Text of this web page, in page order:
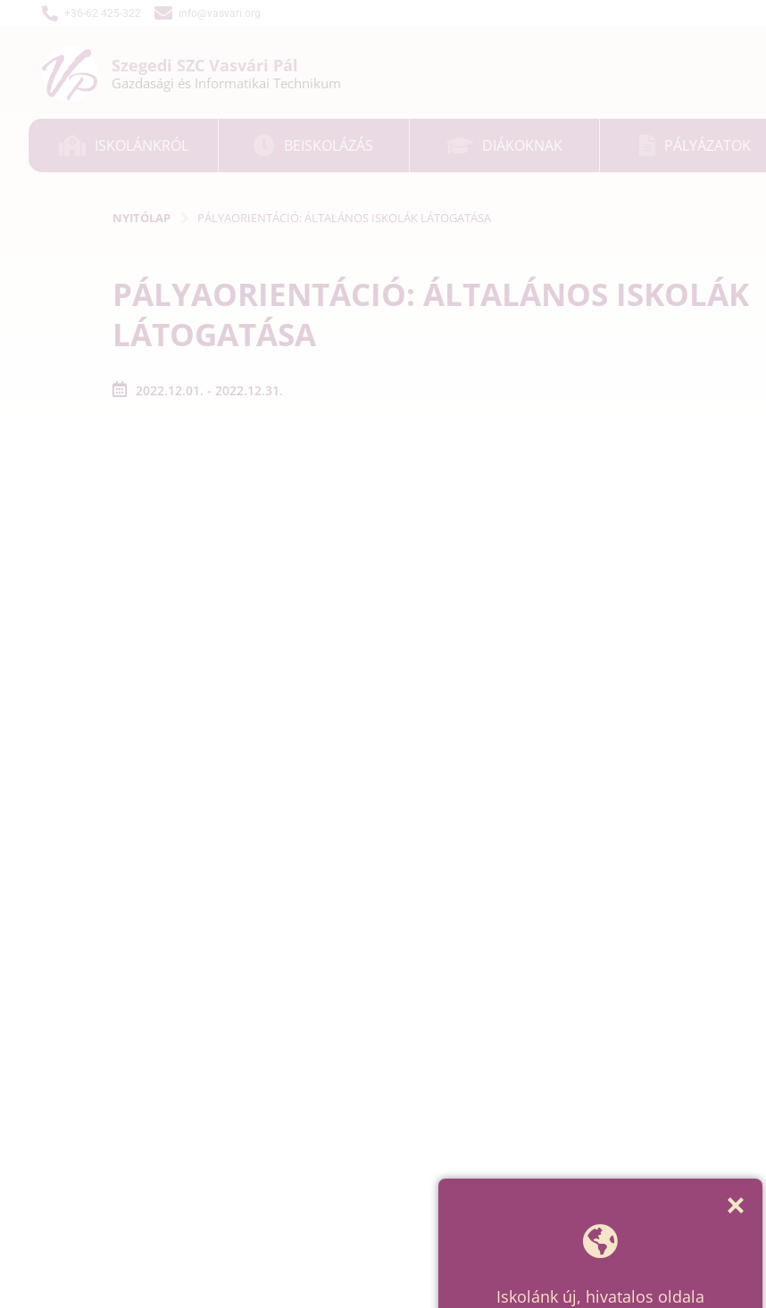
+36-62 425-322 info@vasvari.org
Szegedi SZC Vasvári Pál
Gazdasági és Informatikai Technikum
ISKOLÁNKRÓL BEISKOLÁZÁS DIÁKOKNAK PÁLYÁZATOK
NYITÓLAP PÁLYAORIENTÁCIÓ: ÁLTALÁNOS ISKOLÁK LÁTOGATÁSA
PÁLYAORIENTÁCIÓ: ÁLTALÁNOS ISKOLÁK
LÁTOGATÁSA
2022.12.01. - 2022.12.31.
Iskolánk új, hivatalos oldala